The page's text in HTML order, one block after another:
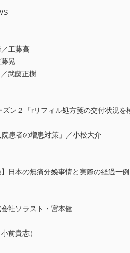
工藤高
晃
武藤正樹
ズン２「rリフィル処方箋の交付状況
患者の増患対策」／小松大介
日本の無痛分娩事情と実際の経過一
社ソラスト・宮本健
前貴志）